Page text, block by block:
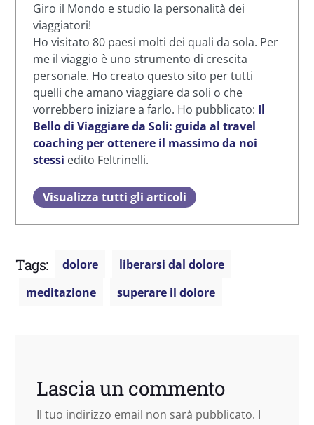
Giro il Mondo e studio la personalità dei
viaggiatori!
Ho visitato 80 paesi molti dei quali da sola. Per
me il viaggio è uno strumento di crescita
personale. Ho creato questo sito per tutti
quelli che amano viaggiare da soli o che
vorrebbero iniziare a farlo. Ho pubblicato: Il
Bello di Viaggiare da Soli: guida al travel
coaching per ottenere il massimo da noi
stessi edito Feltrinelli.
Visualizza tutti gli articoli
Tags: dolore
liberarsi dal dolore
meditazione
superare il dolore
Lascia un commento
Il tuo indirizzo email non sarà pubblicato. I